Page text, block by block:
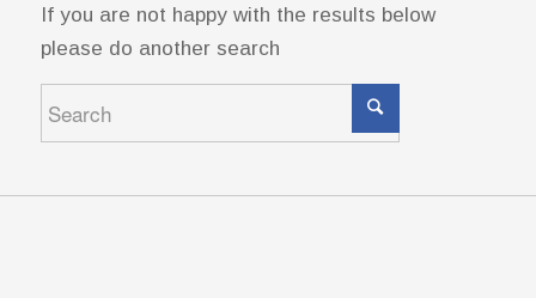
If you are not happy with the results below
please do another search